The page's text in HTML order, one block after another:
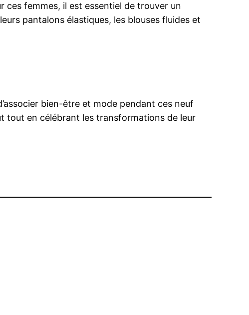
ces femmes, il est essentiel de trouver un
pantalons élastiques, les blouses fluides et
bien-être et mode pendant ces neuf
tout en célébrant les transformations de leur